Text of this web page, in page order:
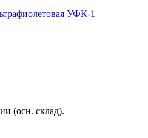
УФК-1
(осн. склад).